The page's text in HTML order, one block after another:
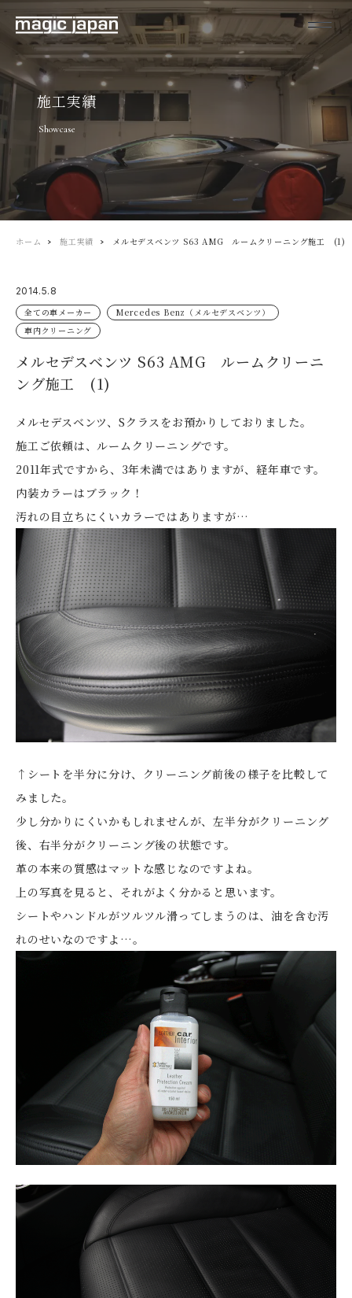
施工実績
Showcase
ホーム 施工実績 メルセデスベンツ S63 AMG ルームクリーニング施工 (1)
2014.5.8
全ての車メーカー
Mercedes Benz（メルセデスベンツ）
車内クリーニング
メルセデスベンツ S63 AMG ルームクリーニ
ング施工 (1)
メルセデスベンツ、Sクラスをお預かりしておりました。
施工ご依頼は、ルームクリーニングです。
2011年式ですから、3年未満ではありますが、経年車です。
内装カラーはブラック！
汚れの目立ちにくいカラーではありますが…
↑シートを半分に分け、クリーニング前後の様子を比較して
みました。
少し分かりにくいかもしれませんが、左半分がクリーニング
後、右半分がクリーニング後の状態です。
革の本来の質感はマットな感じなのですよね。
上の写真を見ると、それがよく分かると思います。
シートやハンドルがツルツル滑ってしまうのは、油を含む汚
れのせいなのですよ…。